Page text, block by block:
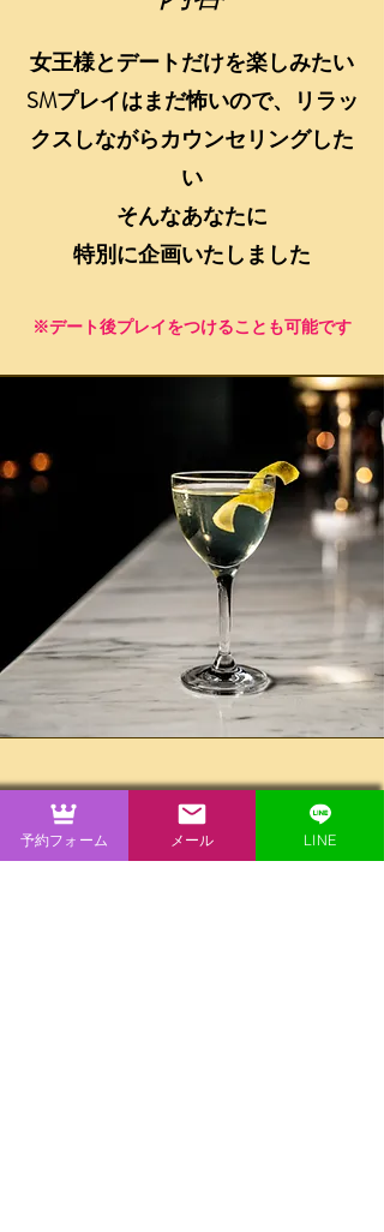
女王様とデートだけを楽しみたい
SMプレイはまだ怖いので、リラッ
クスしながらカウンセリングした
い
​そんなあなたに
特別に企画いたしました
​※デート後プレイをつけることも可能です
System
予約フォーム メール LINE